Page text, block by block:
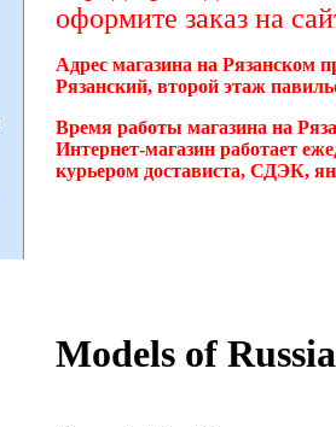
оформите заказ на
Адрес магазина на Рязанском
Рязанский, второй этаж
Время работы магазина на
Интернет-магазин работает
курьером достависта, СДЭК,
Models of